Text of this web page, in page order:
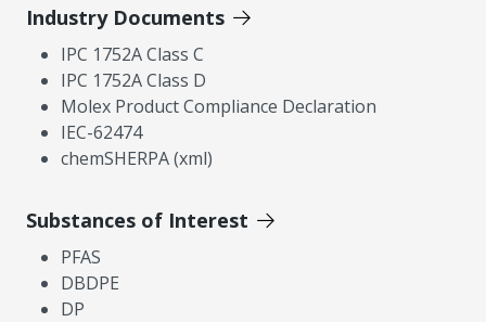
Industry Documents
IPC 1752A Class C
IPC 1752A Class D
Molex Product Compliance Declaration
IEC-62474
chemSHERPA (xml)
Substances of Interest
PFAS
DBDPE
DP